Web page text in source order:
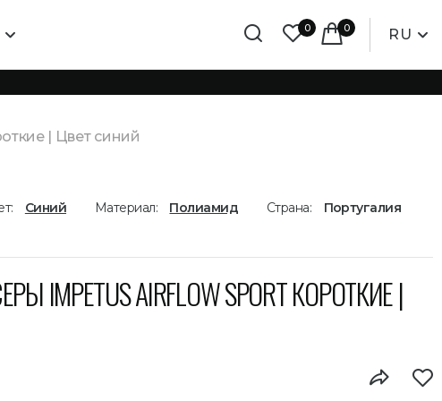
0 0 RU
| Цвет синий
Синий Материал: Полиамид Страна:
Португалия
IMPETUS AIRFLOW SPORT КОРОТКИЕ |